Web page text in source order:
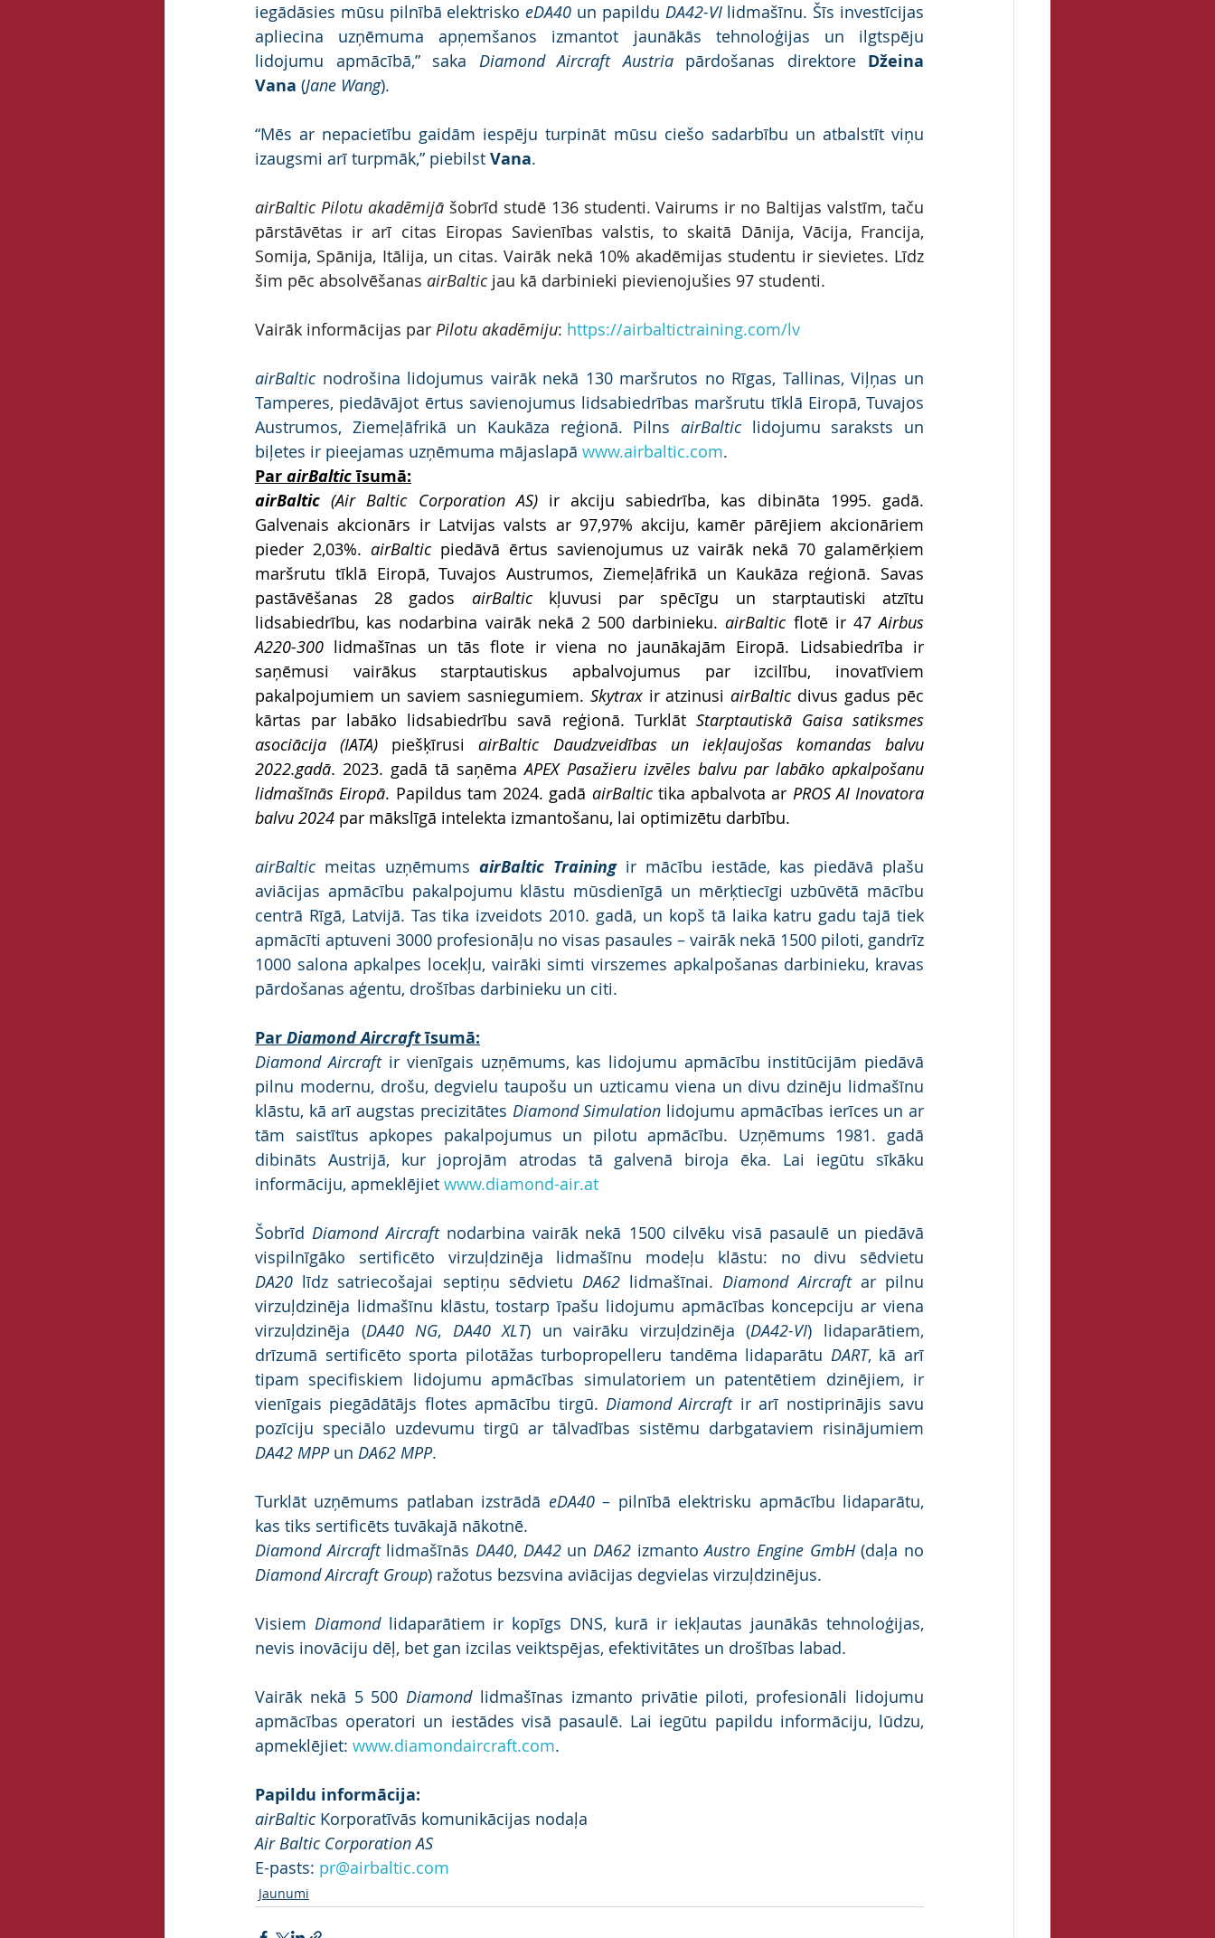
iegādāsies mūsu pilnībā elektrisko eDA40 un papildu DA42-VI lidmašīnu. Šīs investīcijas
apliecina uzņēmuma apņemšanos izmantot jaunākās tehnoloģijas un ilgtspēju
lidojumu apmācībā,” saka Diamond Aircraft Austria pārdošanas direktore Džeina
Vana (Jane Wang).
“Mēs ar nepacietību gaidām iespēju turpināt mūsu ciešo sadarbību un atbalstīt viņu
izaugsmi arī turpmāk,” piebilst Vana.
airBaltic Pilotu akadēmijā šobrīd studē 136 studenti. Vairums ir no Baltijas valstīm, taču
pārstāvētas ir arī citas Eiropas Savienības valstis, to skaitā Dānija, Vācija, Francija,
Somija, Spānija, Itālija, un citas. Vairāk nekā 10% akadēmijas studentu ir sievietes. Līdz
šim pēc absolvēšanas airBaltic jau kā darbinieki pievienojušies 97 studenti.
Vairāk informācijas par Pilotu akadēmiju: https://airbaltictraining.com/lv
airBaltic nodrošina lidojumus vairāk nekā 130 maršrutos no Rīgas, Tallinas, Viļņas un
Tamperes, piedāvājot ērtus savienojumus lidsabiedrības maršrutu tīklā Eiropā, Tuvajos
Austrumos, Ziemeļāfrikā un Kaukāza reģionā. Pilns airBaltic lidojumu saraksts un
biļetes ir pieejamas uzņēmuma mājaslapā www.airbaltic.com.
Par airBaltic īsumā:
airBaltic (Air Baltic Corporation AS) ir akciju sabiedrība, kas dibināta 1995. gadā.
Galvenais akcionārs ir Latvijas valsts ar 97,97% akciju, kamēr pārējiem akcionāriem
pieder 2,03%. airBaltic piedāvā ērtus savienojumus uz vairāk nekā 70 galamērķiem
maršrutu tīklā Eiropā, Tuvajos Austrumos, Ziemeļāfrikā un Kaukāza reģionā. Savas
pastāvēšanas 28 gados airBaltic kļuvusi par spēcīgu un starptautiski atzītu
lidsabiedrību, kas nodarbina vairāk nekā 2 500 darbinieku. airBaltic flotē ir 47 Airbus
A220-300 lidmašīnas un tās flote ir viena no jaunākajām Eiropā. Lidsabiedrība ir
saņēmusi vairākus starptautiskus apbalvojumus par izcilību, inovatīviem
pakalpojumiem un saviem sasniegumiem. Skytrax ir atzinusi airBaltic divus gadus pēc
kārtas par labāko lidsabiedrību savā reģionā. Turklāt Starptautiskā Gaisa satiksmes
asociācija (IATA) piešķīrusi airBaltic Daudzveidības un iekļaujošas komandas balvu
2022.gadā. 2023. gadā tā saņēma APEX Pasažieru izvēles balvu par labāko apkalpošanu
lidmašīnās Eiropā. Papildus tam 2024. gadā airBaltic tika apbalvota ar PROS AI Inovatora
balvu 2024 par mākslīgā intelekta izmantošanu, lai optimizētu darbību.
airBaltic meitas uzņēmums airBaltic Training ir mācību iestāde, kas piedāvā plašu
aviācijas apmācību pakalpojumu klāstu mūsdienīgā un mērķtiecīgi uzbūvētā mācību
centrā Rīgā, Latvijā. Tas tika izveidots 2010. gadā, un kopš tā laika katru gadu tajā tiek
apmācīti aptuveni 3000 profesionāļu no visas pasaules – vairāk nekā 1500 piloti, gandrīz
1000 salona apkalpes locekļu, vairāki simti virszemes apkalpošanas darbinieku, kravas
pārdošanas aģentu, drošības darbinieku un citi.
Par Diamond Aircraft īsumā:
Diamond Aircraft ir vienīgais uzņēmums, kas lidojumu apmācību institūcijām piedāvā
pilnu modernu, drošu, degvielu taupošu un uzticamu viena un divu dzinēju lidmašīnu
klāstu, kā arī augstas precizitātes Diamond Simulation lidojumu apmācības ierīces un ar
tām saistītus apkopes pakalpojumus un pilotu apmācību. Uzņēmums 1981. gadā
dibināts Austrijā, kur joprojām atrodas tā galvenā biroja ēka. Lai iegūtu sīkāku
informāciju, apmeklējiet www.diamond-air.at
Šobrīd Diamond Aircraft nodarbina vairāk nekā 1500 cilvēku visā pasaulē un piedāvā
DA20 līdz satriecošajai septiņu sēdvietu DA62 lidmašīnai. Diamond Aircraft ar pilnu
virzuļdzinēja lidmašīnu klāstu, tostarp īpašu lidojumu apmācības koncepciju ar viena
virzuļdzinēja (DA40 NG, DA40 XLT) un vairāku virzuļdzinēja (DA42-VI) lidaparātiem,
drīzumā sertificēto sporta pilotāžas turbopropelleru tandēma lidaparātu DART, kā arī
tipam specifiskiem lidojumu apmācības simulatoriem un patentētiem dzinējiem, ir
vienīgais piegādātājs flotes apmācību tirgū. Diamond Aircraft ir arī nostiprinājis savu
DA42 MPP un DA62 MPP.
Turklāt uzņēmums patlaban izstrādā eDA40 – pilnībā elektrisku apmācību lidaparātu,
kas tiks sertificēts tuvākajā nākotnē.
Diamond Aircraft lidmašīnās DA40, DA42 un DA62 izmanto Austro Engine GmbH
Diamond Aircraft Group) ražotus bezsvina aviācijas degvielas virzuļdzinējus.
Visiem Diamond lidaparātiem ir kopīgs DNS, kurā ir iekļautas jaunākās tehnoloģijas,
nevis inovāciju dēļ, bet gan izcilas veiktspējas, efektivitātes un drošības labad.
Vairāk nekā 5 500 Diamond lidmašīnas izmanto privātie piloti, profesionāli lidojumu
apmācības operatori un iestādes visā pasaulē. Lai iegūtu papildu informāciju, lūdzu,
apmeklējiet: www.diamondaircraft.com.
Papildu informācija:
airBaltic Korporatīvās komunikācijas nodaļa
Air Baltic Corporation AS
E-pasts: pr@airbaltic.com
Jaunumi